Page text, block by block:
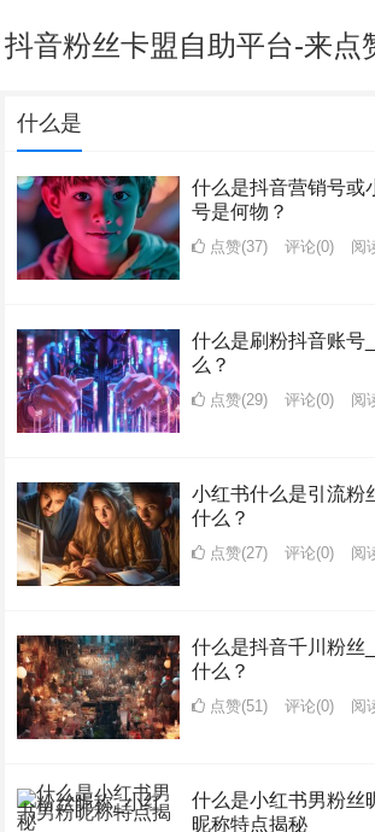
抖音粉丝卡盟自助平台-来点
什么是
什么是抖音营销号或
号是何物？
点赞(37) 评论(0) 阅
什么是刷粉抖音账号
么？
点赞(29) 评论(0) 阅
小红书什么是引流粉
什么？
点赞(27) 评论(0) 阅
什么是抖音千川粉丝
什么？
点赞(51) 评论(0) 阅
什么是小红书男粉丝
昵称特点揭秘